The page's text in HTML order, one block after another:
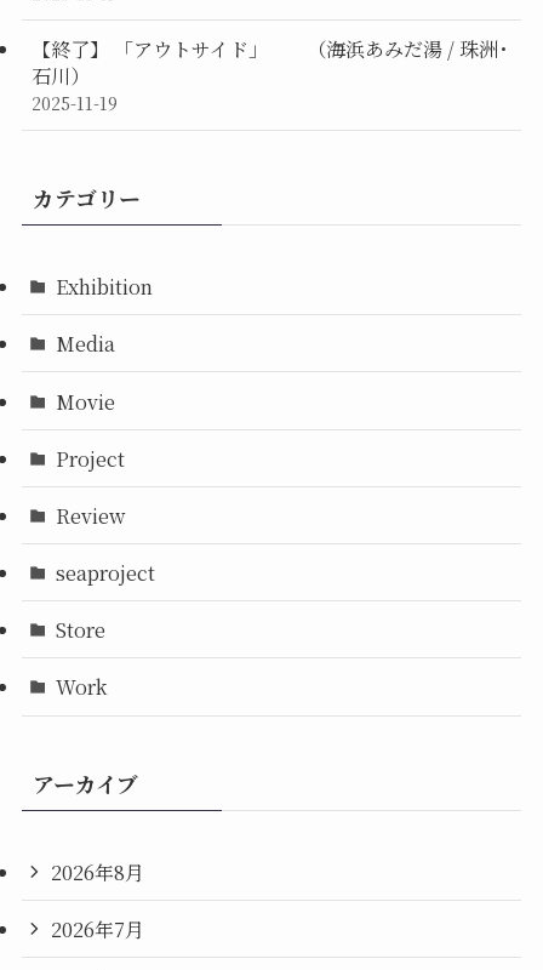
【終了】 「アウトサイド」 （海浜あみだ湯 / 珠洲･
石川）
2025-11-19
カテゴリー
Exhibition
Media
Movie
Project
Review
seaproject
Store
Work
アーカイブ
2026年8月
2026年7月